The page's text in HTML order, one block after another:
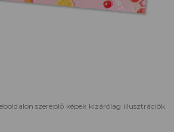
szereplő képek kizárólag illusztrációk.